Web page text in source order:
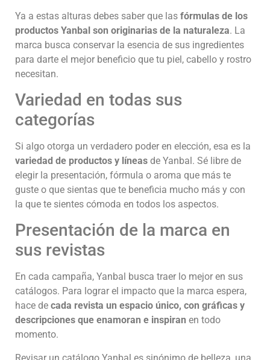
Ya a estas alturas debes saber que las fórmulas de los
productos Yanbal son originarias de la naturaleza. La
marca busca conservar la esencia de sus ingredientes
para darte el mejor beneficio que tu piel, cabello y rostro
necesitan.
Variedad en todas sus
categorías
Si algo otorga un verdadero poder en elección, esa es la
variedad de productos y líneas de Yanbal. Sé libre de
elegir la presentación, fórmula o aroma que más te
guste o que sientas que te beneficia mucho más y con
la que te sientes cómoda en todos los aspectos.
Presentación de la marca en
sus revistas
En cada campaña, Yanbal busca traer lo mejor en sus
catálogos. Para lograr el impacto que la marca espera,
hace de cada revista un espacio único, con gráficas y
descripciones que enamoran e inspiran en todo
momento.